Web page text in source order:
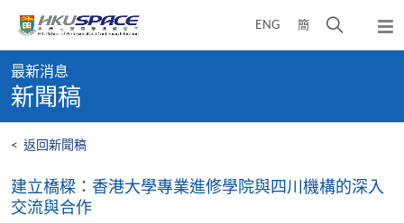
content
ENG 簡
開
彈
出
content
start
最新消息
新聞稿
< 返回新聞稿
建立橋樑：香港大學專業進修學院與四川機構的深入
交流與合作